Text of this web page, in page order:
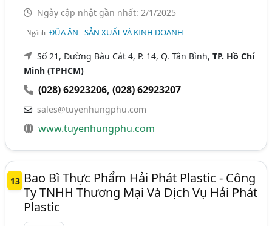
Ngày cập nhật gần nhất: 2/1/2025
Ngành:ĐŨA ĂN - SẢN XUẤT VÀ KINH DOANH
Số 21, Đường Bàu Cát 4, P. 14, Q. Tân Bình,TP. Hồ Chí
Minh (TPHCM)
(028) 62923206,(028) 62923207
sales@tuyenhungphu.com
www.tuyenhungphu.com
13 Bao Bì Thực Phẩm Hải Phát Plastic - Công
Ty TNHH Thương Mại Và Dịch Vụ Hải Phát
Plastic